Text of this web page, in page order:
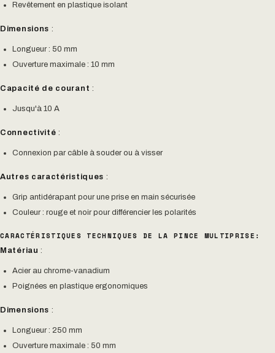
Revêtement en plastique isolant
Dimensions :
Longueur : 50 mm
Ouverture maximale : 10 mm
Capacité de courant :
Jusqu'à 10 A
Connectivité :
Connexion par câble à souder ou à visser
Autres caractéristiques :
Grip antidérapant pour une prise en main sécurisée
Couleur : rouge et noir pour différencier les polarités
CARACTÉRISTIQUES TECHNIQUES DE LA PINCE MULTIPRISE:
Matériau :
Acier au chrome-vanadium
Poignées en plastique ergonomiques
Dimensions :
Longueur : 250 mm
Ouverture maximale : 50 mm